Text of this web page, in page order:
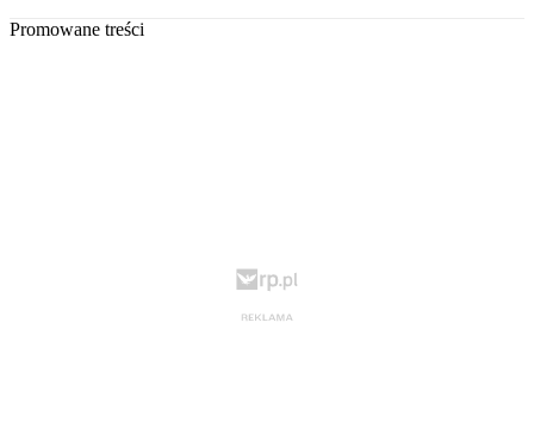
Promowane treści